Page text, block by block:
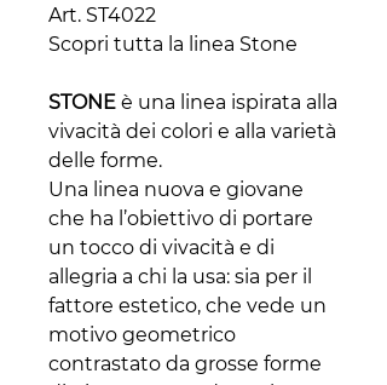
Art. ST4022
Scopri tutta la linea Stone
STONE è una linea ispirata alla
vivacità dei colori e alla varietà
delle forme.
Una linea nuova e giovane
che ha l’obiettivo di portare
un tocco di vivacità e di
allegria a chi la usa: sia per il
fattore estetico, che vede un
motivo geometrico
contrastato da grosse forme